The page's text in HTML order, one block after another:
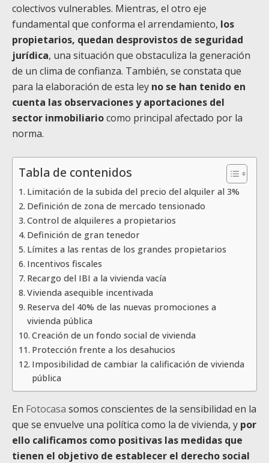
colectivos vulnerables. Mientras, el otro eje
fundamental que conforma el arrendamiento, los
propietarios, quedan desprovistos de seguridad
jurídica, una situación que obstaculiza la generación
de un clima de confianza. También, se constata que
para la elaboración de esta ley no se han tenido en
cuenta las observaciones y aportaciones del
sector inmobiliariocomo principal afectado por la
norma.
Tabla de contenidos
Limitación de la subida del precio del alquiler al 3%
Definición de zona de mercado tensionado
Control de alquileres a propietarios
Definición de gran tenedor
Límites a las rentas de los grandes propietarios
Incentivos fiscales
Recargo del IBI a la vivienda vacía
Vivienda asequible incentivada
Reserva del 40% de las nuevas promociones a
vivienda pública
Creación de un fondo social de vivienda
Protección frente a los desahucios
Imposibilidad de cambiar la calificación de vivienda
pública
En Fotocasa somos conscientes de la sensibilidad en la
que se envuelve una política como la de vivienda, y por
ello calificamos como positivas las medidas que
tienen el objetivo de establecer el derecho social